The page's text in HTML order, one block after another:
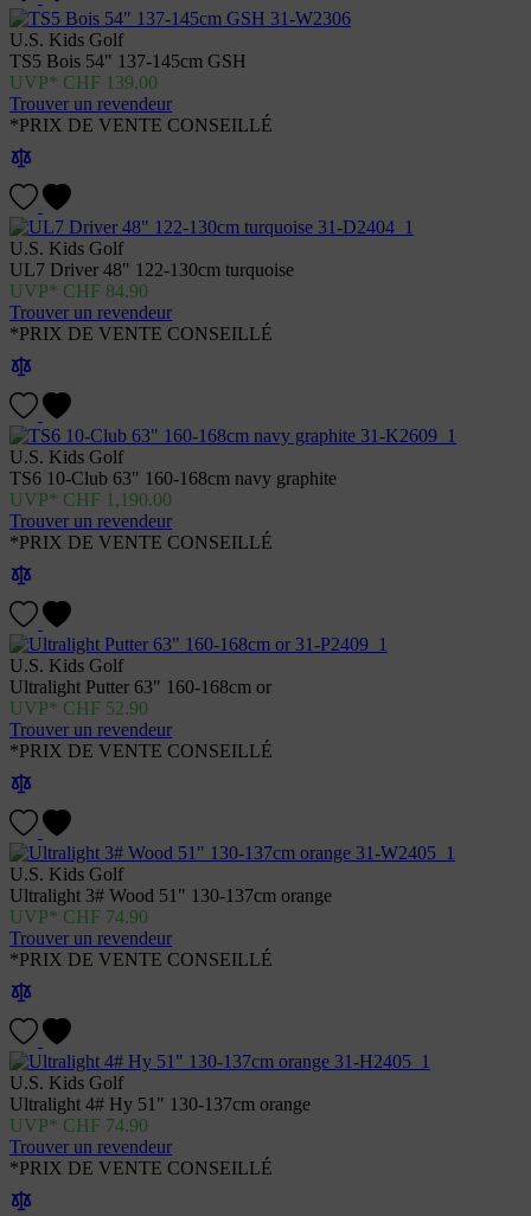
U.S. Kids Golf
TS5 Bois 54" 137-145cm GSH
CHF 139.00
Trouver un revendeur
*PRIX DE VENTE CONSEILLÉ
U.S. Kids Golf
UL7 Driver 48" 122-130cm turquoise
CHF 84.90
Trouver un revendeur
*PRIX DE VENTE CONSEILLÉ
U.S. Kids Golf
TS6 10-Club 63" 160-168cm navy graphite
CHF 1,190.00
Trouver un revendeur
*PRIX DE VENTE CONSEILLÉ
U.S. Kids Golf
Ultralight Putter 63" 160-168cm or
CHF 52.90
Trouver un revendeur
*PRIX DE VENTE CONSEILLÉ
U.S. Kids Golf
Ultralight 3# Wood 51" 130-137cm orange
CHF 74.90
Trouver un revendeur
*PRIX DE VENTE CONSEILLÉ
U.S. Kids Golf
Ultralight 4# Hy 51" 130-137cm orange
CHF 74.90
Trouver un revendeur
*PRIX DE VENTE CONSEILLÉ